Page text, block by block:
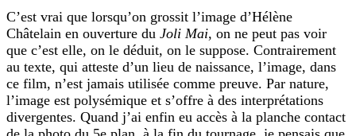
C’est vrai que lorsqu’on grossit l’image d’Hélène
Châtelain en ouverture du Joli Mai, on ne peut pas voir
que c’est elle, on le déduit, on le suppose. Contrairement
au texte, qui atteste d’un lieu de naissance, l’image, dans
ce film, n’est jamais utilisée comme preuve. Par nature,
l’image est polysémique et s’offre à des interprétations
divergentes. Quand j’ai enfin eu accès à la planche contact